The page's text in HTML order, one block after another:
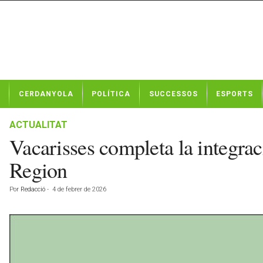
t
CERDANYOLA POLÍTICA SUCCESSOS ESPORTS
ACTUALITAT
Vacarisses completa la
Region
Por Redacció - 4 de febrer de 2026